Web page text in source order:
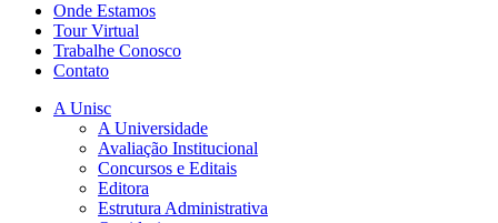
Onde Estamos
Tour Virtual
Trabalhe Conosco
Contato
A Unisc
A Universidade
Avaliação Institucional
Concursos e Editais
Editora
Estrutura Administrativa